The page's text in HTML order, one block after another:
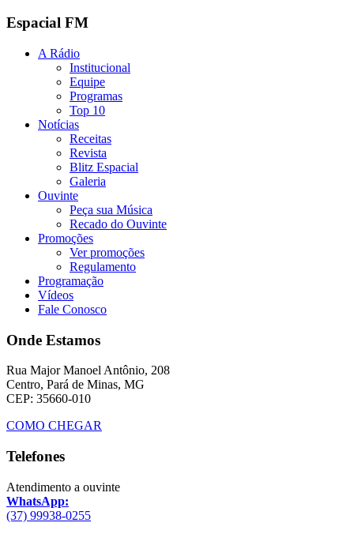
Espacial FM
A Rádio
Institucional
Equipe
Programas
Top 10
Notícias
Receitas
Revista
Blitz Espacial
Galeria
Ouvinte
Peça sua Música
Recado do Ouvinte
Promoções
Ver promoções
Regulamento
Programação
Vídeos
Fale Conosco
Onde Estamos
Rua Major Manoel Antônio, 208
Centro, Pará de Minas, MG
CEP: 35660-010
COMO CHEGAR
Telefones
Atendimento a ouvinte
WhatsApp:
(37) 99938-0255